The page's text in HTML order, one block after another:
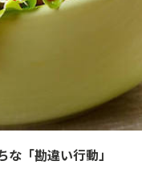
な「勘違い行動」